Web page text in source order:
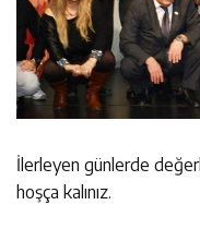
İlerleyen günlerde
hoşça kalınız.